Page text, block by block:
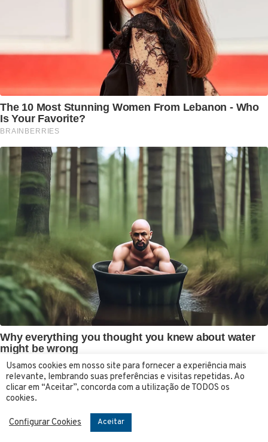
Usamos cookies em nosso site para fornecer a experiência mais
relevante, lembrando suas preferências e visitas repetidas. Ao
clicar em “Aceitar”, concorda com a utilização de TODOS os
cookies.
Configurar Cookies Aceitar